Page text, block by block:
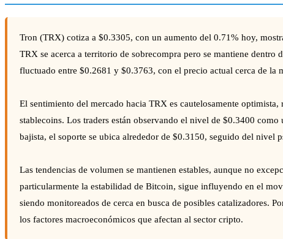
Tron (TRX) cotiza a $0.3305, con un aumento del 0.71% hoy,
TRX se acerca a territorio de sobrecompra pero se mantiene
fluctuado entre $0.2681 y $0.3763, con el precio actual cerca de la
El sentimiento del mercado hacia TRX es cautelosamente
stablecoins. Los traders están observando el nivel de $0.3400
bajista, el soporte se ubica alrededor de $0.3150, seguido del nivel
Las tendencias de volumen se mantienen estables, aunque no
particularmente la estabilidad de Bitcoin, sigue influyendo en el
siendo monitoreados de cerca en busca de posibles catalizadores.
los factores macroeconómicos que afectan al sector cripto.